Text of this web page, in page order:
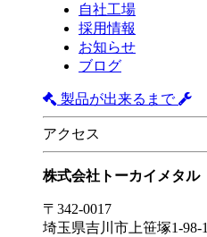
自社工場
採用情報
お知らせ
ブログ
製品が出来るまで
アクセス
株式会社トーカイメタル
〒342-0017
埼玉県吉川市上笹塚1-98-1